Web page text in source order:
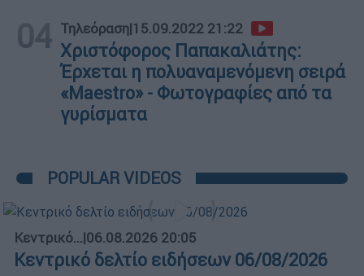
04 Τηλεόραση|15.09.2022 21:22
Χριστόφορος Παπακαλιάτης:
Έρχεται η πολυαναμενόμενη σειρά
«Maestro» - Φωτογραφίες από τα
γυρίσματα
POPULAR VIDEOS
Κεντρικό...|06.08.2026 20:05
Κεντρικό δελτίο ειδήσεων 06/08/2026